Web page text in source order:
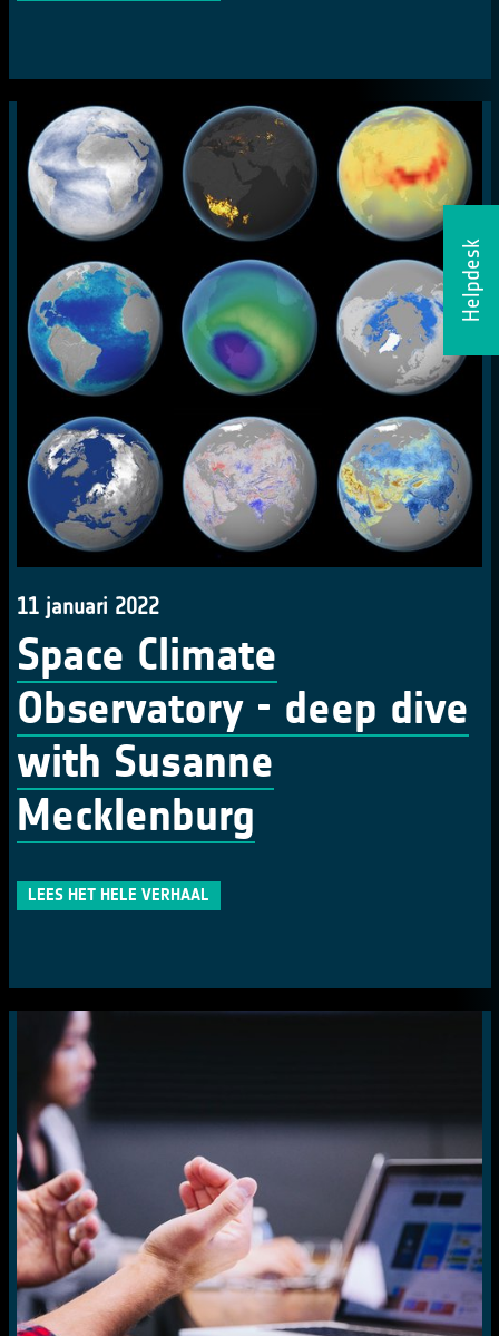
Helpdesk
11 januari 2022
Space Climate
Observatory - deep dive
with Susanne
Mecklenburg
LEES HET HELE VERHAAL